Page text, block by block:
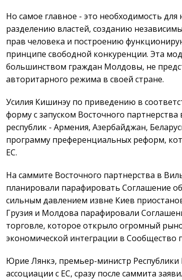
Но самое главное - это необходимость
разделению властей, созданию
прав человека и построению
принципе свободной конкуренции. Эта
большинством граждан Молдовы, не
авторитарного режима в своей стране.
Усилия Кишинэу по приведению в
форму с запуском Восточного
республик - Армения, Азербайджан,
программу преференциальных реформ,
ЕС.
На саммите Восточного партнерства в
планировали парафировать Соглашение
сильным давлением извне Киев
Грузия и Молдова парафировали
торговле, которое открыло огромный
экономической интеграции в Сообщество
Юрие Лянкэ, премьер-министр
ассоциации с ЕС, сразу после саммита